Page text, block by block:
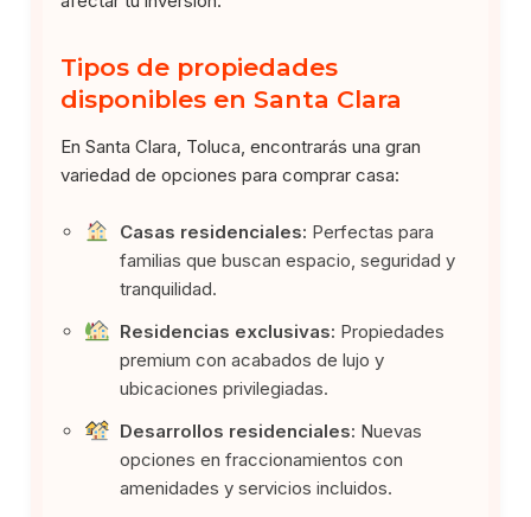
Tipos de propiedades
disponibles en Santa Clara
En Santa Clara, Toluca, encontrarás una gran
variedad de opciones para comprar casa:
Casas residenciales: Perfectas para
familias que buscan espacio, seguridad y
tranquilidad.
Residencias exclusivas: Propiedades
premium con acabados de lujo y
ubicaciones privilegiadas.
Desarrollos residenciales: Nuevas
opciones en fraccionamientos con
amenidades y servicios incluidos.